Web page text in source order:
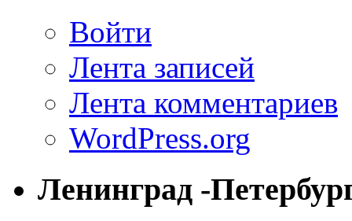
Войти
Лента записей
Лента комментариев
WordPress.org
Ленинград -